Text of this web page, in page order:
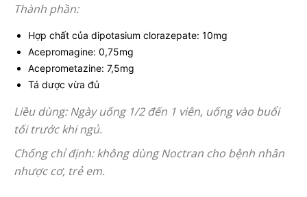
Thành phần:
Hợp chất của dipotasium clorazepate: 10mg
Acepromagine: 0,75mg
Aceprometazine: 7,5mg
Tá dược vừa đủ
Liều dùng: Ngày uống 1/2 đến 1 viên, uống vào buổi
tối trước khi ngủ.
Chống chỉ định: không dùng Noctran cho bệnh nhân
nhược cơ, trẻ em.